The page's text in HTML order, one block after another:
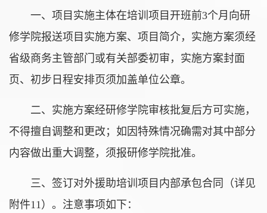
一、项目实施主体在培训项目开班前3个月向研
修学院报送项目实施方案、项目简介，实施方案须经
省级商务主管部门或有关部委初审，实施方案封面
页、初步日程安排页须加盖单位公章。
二、实施方案经研修学院审核批复后方可实施，
不得擅自调整和更改；如因特殊情况确需对其中部分
内容做出重大调整，须报研修学院批准。
三、签订对外援助培训项目内部承包合同（详见
附件11）。注意事项如下：